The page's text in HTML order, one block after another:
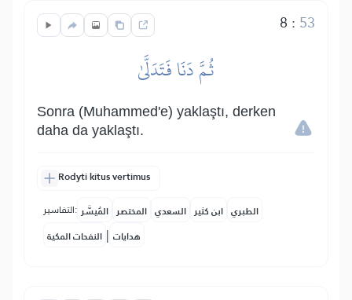
8 : 53
ثُمَّ دَنَا فَتَدَلَّىٰ
Sonra (Muhammed'e) yaklaştı, derken
daha da yaklaştı.
Rodyti kitus vertimus
التفاسير: المُيسَّر المختصر السعدي ابن كثير الطبري
النفحات المكية | هدايات